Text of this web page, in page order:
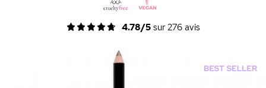
4.78/5sur 276avis